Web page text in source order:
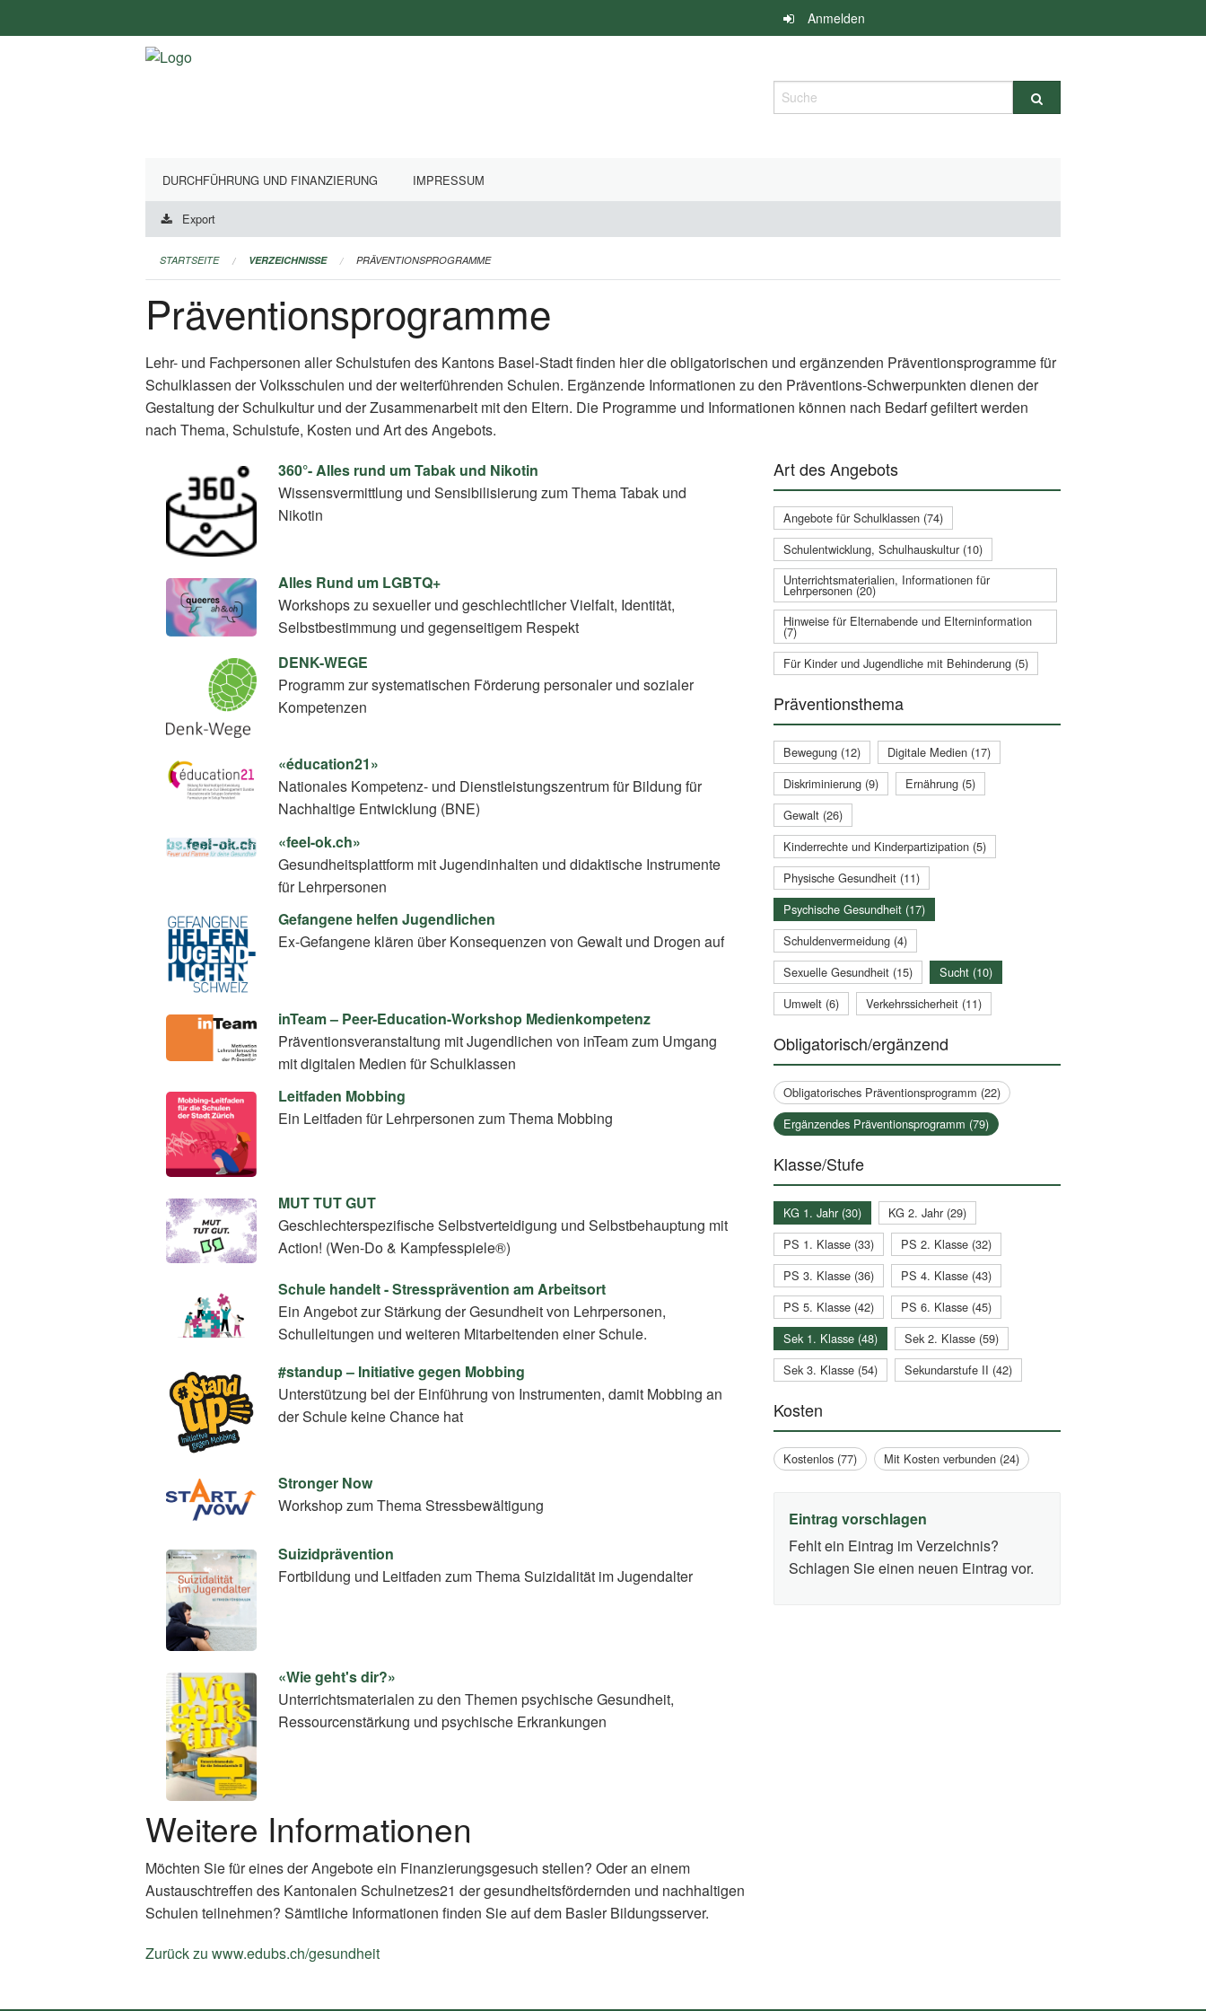
überspringen
Anmelden
Suche
DURCHFÜHRUNG UND FINANZIERUNG IMPRESSUM
Export
STARTSEITE VERZEICHNISSE PRÄVENTIONSPROGRAMME
Präventionsprogramme
Lehr- und Fachpersonen aller Schulstufen des Kantons Basel-Stadt finden hier die obligatorischen und ergänzenden Präventionsprogramme für
Schulklassen der Volksschulen und der weiterführenden Schulen. Ergänzende Informationen zu den Präventions-Schwerpunkten dienen der
Gestaltung der Schulkultur und der Zusammenarbeit mit den Eltern. Die Programme und Informationen können nach Bedarf gefiltert werden
nach Thema, Schulstufe, Kosten und Art des Angebots.
360°- Alles rund um Tabak und Nikotin
Wissensvermittlung und Sensibilisierung zum Thema Tabak und
Nikotin
Alles Rund um LGBTQ+
Workshops zu sexueller und geschlechtlicher Vielfalt, Identität,
Selbstbestimmung und gegenseitigem Respekt
DENK-WEGE
Programm zur systematischen Förderung personaler und sozialer
Kompetenzen
«éducation21»
Nationales Kompetenz- und Dienstleistungszentrum für Bildung für
Nachhaltige Entwicklung (BNE)
«feel-ok.ch»
Gesundheitsplattform mit Jugendinhalten und didaktische Instrumente
für Lehrpersonen
Gefangene helfen Jugendlichen
Ex-Gefangene klären über Konsequenzen von Gewalt und Drogen auf
inTeam – Peer-Education-Workshop Medienkompetenz
Präventionsveranstaltung mit Jugendlichen von inTeam zum Umgang
mit digitalen Medien für Schulklassen
Leitfaden Mobbing
Ein Leitfaden für Lehrpersonen zum Thema Mobbing
MUT TUT GUT
Geschlechterspezifische Selbstverteidigung und Selbstbehauptung mit
Action! (Wen-Do & Kampfesspiele®)
Schule handelt - Stressprävention am Arbeitsort
Ein Angebot zur Stärkung der Gesundheit von Lehrpersonen,
Schulleitungen und weiteren Mitarbeitenden einer Schule.
#standup – Initiative gegen Mobbing
Unterstützung bei der Einführung von Instrumenten, damit Mobbing an
der Schule keine Chance hat
Stronger Now
Workshop zum Thema Stressbewältigung
Suizidprävention
Fortbildung und Leitfaden zum Thema Suizidalität im Jugendalter
«Wie geht's dir?»
Unterrichtsmaterialen zu den Themen psychische Gesundheit,
Ressourcenstärkung und psychische Erkrankungen
Weitere Informationen
Möchten Sie für eines der Angebote ein Finanzierungsgesuch stellen? Oder an einem
Austauschtreffen des Kantonalen Schulnetzes21 der gesundheitsfördernden und nachhaltigen
Schulen teilnehmen? Sämtliche Informationen finden Sie auf dem Basler Bildungsserver.
Zurück zu www.edubs.ch/gesundheit
Art des Angebots
Angebote für Schulklassen (74)
Schulentwicklung, Schulhauskultur (10)
Unterrichtsmaterialien, Informationen für
Lehrpersonen (20)
Hinweise für Elternabende und Elterninformation
(7)
Für Kinder und Jugendliche mit Behinderung (5)
Präventionsthema
Bewegung (12)
Digitale Medien (17)
Diskriminierung (9)
Ernährung (5)
Gewalt (26)
Kinderrechte und Kinderpartizipation (5)
Physische Gesundheit (11)
Psychische Gesundheit (17)
Schuldenvermeidung (4)
Sexuelle Gesundheit (15)
Sucht (10)
Umwelt (6)
Verkehrssicherheit (11)
Obligatorisch/ergänzend
Obligatorisches Präventionsprogramm (22)
Ergänzendes Präventionsprogramm (79)
Klasse/Stufe
KG 1. Jahr (30)
KG 2. Jahr (29)
PS 1. Klasse (33)
PS 2. Klasse (32)
PS 3. Klasse (36)
PS 4. Klasse (43)
PS 5. Klasse (42)
PS 6. Klasse (45)
Sek 1. Klasse (48)
Sek 2. Klasse (59)
Sek 3. Klasse (54)
Sekundarstufe II (42)
Kosten
Kostenlos (77) Mit Kosten verbunden (24)
Eintrag vorschlagen
Fehlt ein Eintrag im Verzeichnis?
Schlagen Sie einen neuen Eintrag vor.